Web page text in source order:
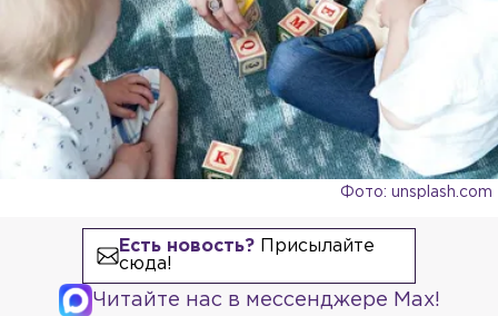
Фото: unsplash.com
Есть новость?Присылайте
сюда!
Читайте нас в мессенджере Max!